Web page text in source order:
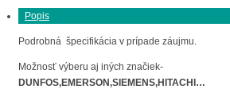
Popis
Podrobná špecifikácia v prípade záujmu.
Možnosť výberu aj iných značiek-
DUNFOS,EMERSON,SIEMENS,HITACHI…